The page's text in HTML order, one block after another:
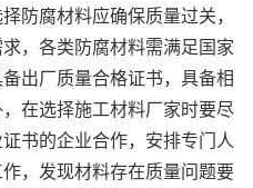
腐材料应确保质量过关，
，各类防腐材料需满足国家
出厂质量合格证书，具备相
在选择施工材料厂家时要尽
书的企业合作，安排专门人
，发现材料存在质量问题要